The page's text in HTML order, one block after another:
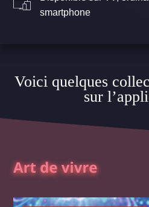
smartphone
Voici quelques
sur